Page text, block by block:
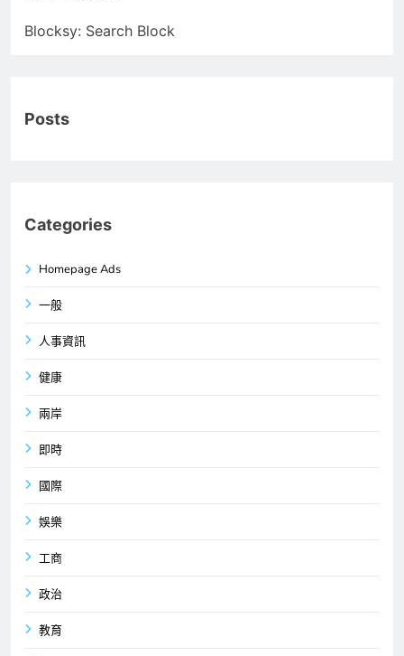
Blocksy: Search Block
Posts
Categories
Homepage Ads
一般
人事資訊
健康
兩岸
即時
國際
娛樂
工商
政治
教育